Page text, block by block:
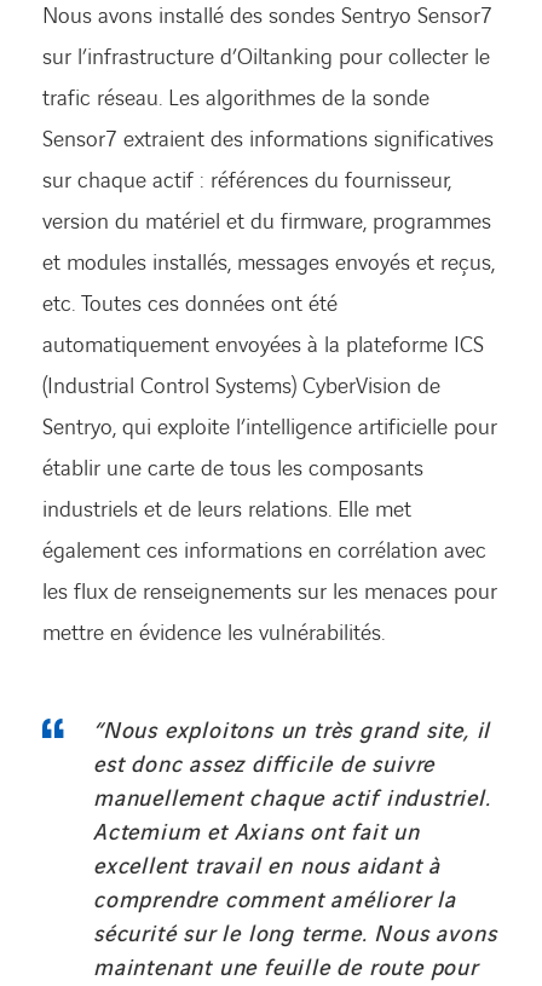
Nous avons installé des sondes Sentryo Sensor7
sur l’infrastructure d’Oiltanking pour collecter le
trafic réseau. Les algorithmes de la sonde
Sensor7 extraient des informations significatives
sur chaque actif : références du fournisseur,
version du matériel et du firmware, programmes
et modules installés, messages envoyés et reçus,
etc. Toutes ces données ont été
automatiquement envoyées à la plateforme ICS
(Industrial Control Systems) CyberVision de
Sentryo, qui exploite l’intelligence artificielle pour
établir une carte de tous les composants
industriels et de leurs relations. Elle met
également ces informations en corrélation avec
les flux de renseignements sur les menaces pour
mettre en évidence les vulnérabilités.
“Nous exploitons un très grand site, il
est donc assez difficile de suivre
manuellement chaque actif industriel.
Actemium et Axians ont fait un
excellent travail en nous aidant à
comprendre comment améliorer la
sécurité sur le long terme. Nous avons
maintenant une feuille de route pour